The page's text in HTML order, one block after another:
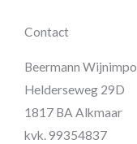
Contact
Beermann
Helderseweg 29D
1817 BA Alkmaar
kvk. 99354837